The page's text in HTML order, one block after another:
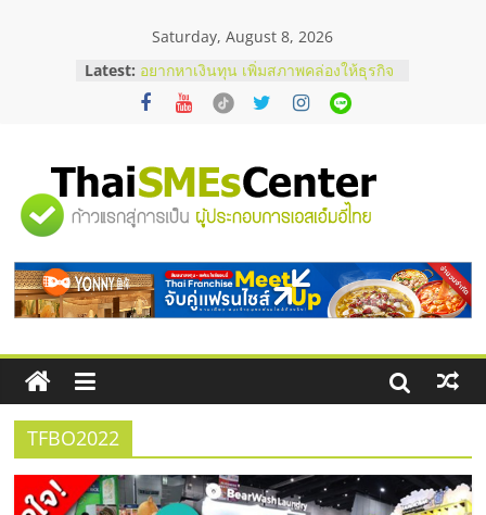
Saturday, August 8, 2026
Latest:
บริษัท Cybersecurity ในไทยที่ไหนดี?
วิธีเลือกผู้ให้บริการให้คุ้มค่าและตอบ
โจทย์ธุรกิจ
สัมมนาออนไลน์ โอกาสบริหารสถานี
บริการน้ำมัน Shell
สัมมนาลงทุน แฟรนไชส์ยอนนี่
ThaiFranchise Meet Up จับคู่แฟรน
ร้านเครื่องเสียงคุณภาพสูง พร้อม
โซลูชันระบบภาพและเสียง
"ศูนย์
รวม
ข้อมูล
ธุรกิจ
SME
TFBO2022